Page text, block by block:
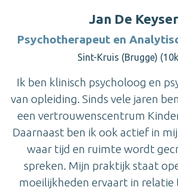
Jan De Keyser
Psychotherapeut en
Sint-Kruis (Brugge)
Ik ben klinisch psycholoog en
van opleiding. Sinds vele jaren
een vertrouwenscentrum
Daarnaast ben ik ook actief in
waar tijd en ruimte wordt
spreken. Mijn praktijk staat
moeilijkheden ervaart in relatie